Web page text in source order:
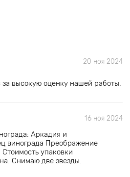
20 ноя 2024
за высокую оценку нашей работы.
16 ноя 2024
Аркадия и
винограда Преображение
упаковки
Снимаю две звезды.